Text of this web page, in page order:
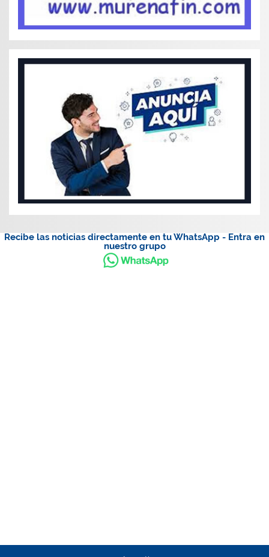
Recibe las noticias directamente en tu WhatsApp - Entra en
nuestro grupo